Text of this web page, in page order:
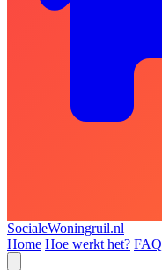
SocialeWoningruil.nl
Home Hoe werkt het? FAQ